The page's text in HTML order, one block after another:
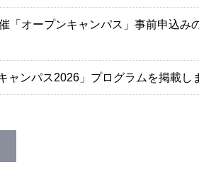
「オープンキャンパス」事前申込み
ャンパス2026」プログラムを掲載し